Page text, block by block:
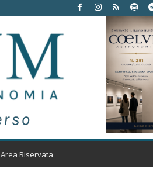
Area Riservata